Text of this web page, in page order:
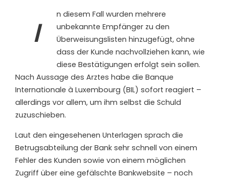
I
n diesem Fall wurden mehrere
unbekannte Empfänger zu den
Überweisungslisten hinzugefügt, ohne
dass der Kunde nachvollziehen kann, wie
diese Bestätigungen erfolgt sein sollen.
Nach Aussage des Arztes habe die Banque
Internationale à Luxembourg (BIL) sofort reagiert –
allerdings vor allem, um ihm selbst die Schuld
zuzuschieben.
Laut den eingesehenen Unterlagen sprach die
Betrugsabteilung der Bank sehr schnell von einem
Fehler des Kunden sowie von einem möglichen
Zugriff über eine gefälschte Bankwebsite – noch